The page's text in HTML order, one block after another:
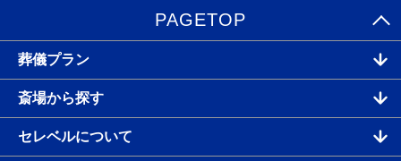
PAGETOP
葬儀プラン
斎場から探す
セレベルについて